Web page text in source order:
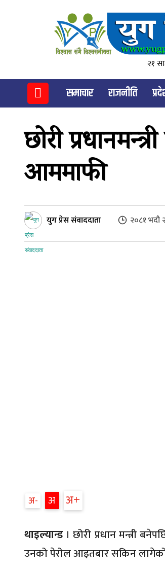
२१
समाचार राजनीति
छोरी
आममाफी
युग प्रेस संवाददाता २०८१ भदौ
अ अ अ
थाइल्यान्ड । छोरी प्रधान मन्त्री
उनको पेरोल आइतबार सकिन